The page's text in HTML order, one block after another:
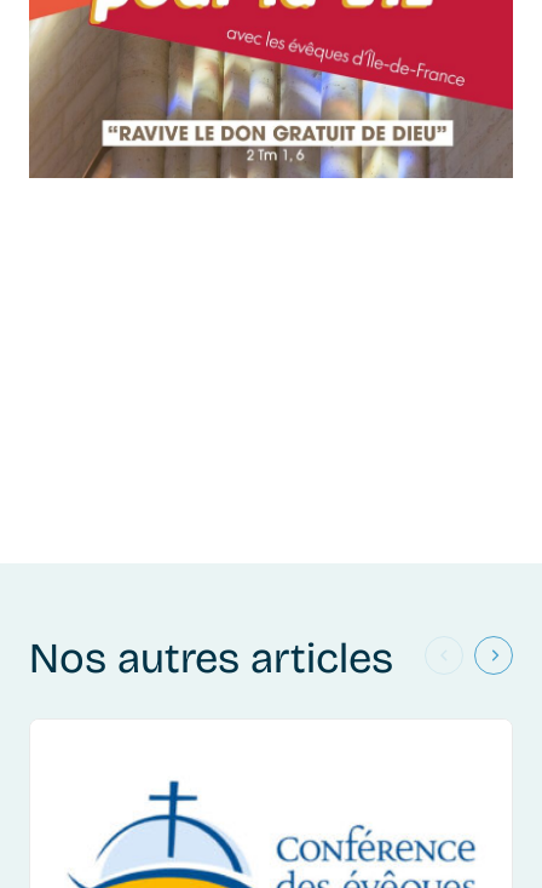
Nos autres articles